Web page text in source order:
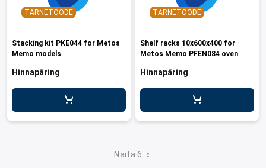
TARNETOODE
Stacking kit PKE044 for Metos
Memo models
Hinnapäring
TARNETOODE
Shelf racks 10x600x400 for
Metos Memo PFEN084 oven
Hinnapäring
Näita 6